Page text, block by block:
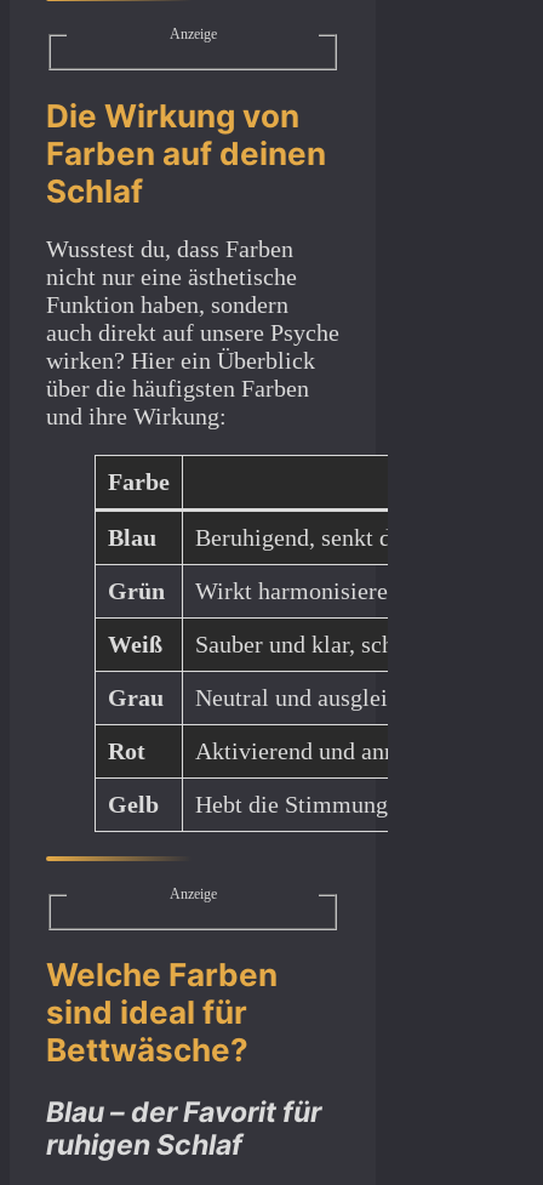
Anzeige
Die Wirkung von
Farben auf deinen
Schlaf
Wusstest du, dass Farben
nicht nur eine ästhetische
Funktion haben, sondern
auch direkt auf unsere Psyche
wirken? Hier ein Überblick
über die häufigsten Farben
und ihre Wirkung:
Farbe
Blau
Beruhigend, senkt den Blutdruck
Grün
Wirkt harmonisierend und
Weiß
Sauber und klar, schafft eine
Grau
Neutral und ausgleichend, sorgt
Rot
Aktivierend und anregend – für
Gelb
Hebt die Stimmung, kann in
Anzeige
Welche Farben
sind ideal für
Bettwäsche?
Blau – der Favorit für
ruhigen Schlaf